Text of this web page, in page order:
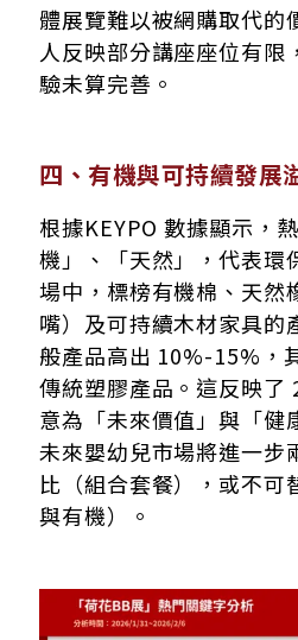
體展覽難以被網購取代的
人反映部分講座座位有限
驗未算完善。
四、有機與可持續發展
根據KEYPO 數據顯示，
機」、「天然」，代表環
場中，標榜有機棉、天然
嘴）及可持續木材家具的
般產品高出 10%-15%，
傳統塑膠產品。這反映了
意為「未來價值」與「健
未來嬰幼兒市場將進一步
比（組合套餐），或不可
與有機）。